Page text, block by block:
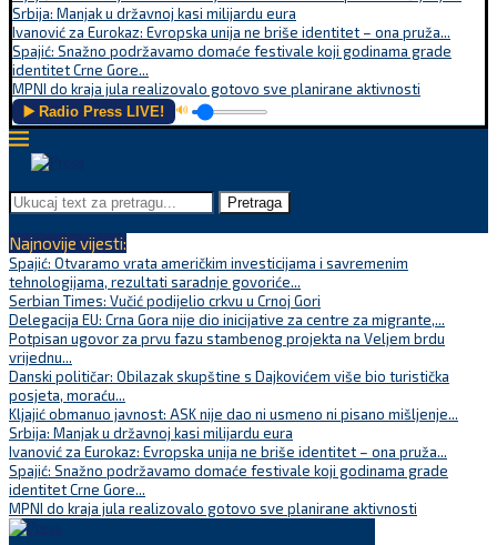
Srbija: Manjak u državnoj kasi milijardu eura
Ivanović za Eurokaz: Evropska unija ne briše identitet – ona pruža...
Spajić: Snažno podržavamo domaće festivale koji godinama grade
identitet Crne Gore...
MPNI do kraja jula realizovalo gotovo sve planirane aktivnosti
▶️ Radio Press LIVE! 🔊
Pretraga
Najnovije vijesti:
Spajić: Otvaramo vrata američkim investicijama i savremenim
tehnologijama, rezultati saradnje govoriće...
Serbian Times: Vučić podijelio crkvu u Crnoj Gori
Delegacija EU: Crna Gora nije dio inicijative za centre za migrante,...
Potpisan ugovor za prvu fazu stambenog projekta na Veljem brdu
vrijednu...
Danski političar: Obilazak skupštine s Dajkovićem više bio turistička
posjeta, moraću...
Kljajić obmanuo javnost: ASK nije dao ni usmeno ni pisano mišljenje...
Srbija: Manjak u državnoj kasi milijardu eura
Ivanović za Eurokaz: Evropska unija ne briše identitet – ona pruža...
Spajić: Snažno podržavamo domaće festivale koji godinama grade
identitet Crne Gore...
MPNI do kraja jula realizovalo gotovo sve planirane aktivnosti